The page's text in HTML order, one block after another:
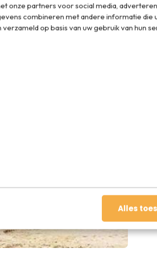
onze partners voor social media,
combineren met andere informatie die
op basis van uw gebruik van hun
Alles